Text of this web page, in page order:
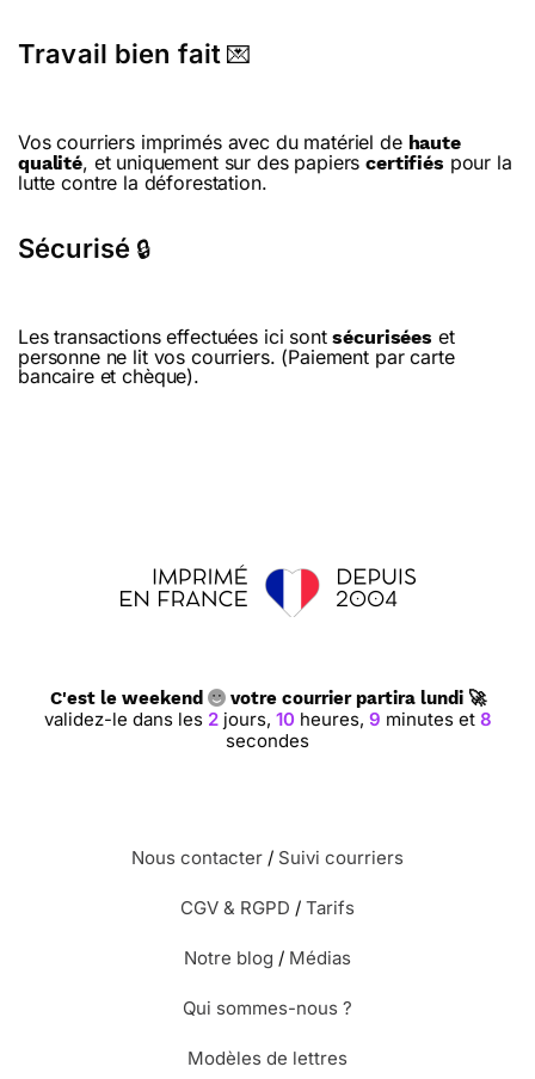
Travail bien fait 💌
Vos courriers imprimés avec du matériel de haute
qualité, et uniquement sur des papierscertifiés pour la
lutte contre la déforestation.
Sécurisé 🔒
Les transactions effectuées ici sontsécurisées et
personne ne lit vos courriers. (Paiement par carte
bancaire et chèque).
C'est le weekend votre courrier partira lundi 🚀
validez-le dans les 2jours, 10heures, 9 minutes et 8
secondes
Nous contacter / Suivi courriers
CGV & RGPD / Tarifs
Notre blog / Médias
Qui sommes-nous ?
Modèles de lettres